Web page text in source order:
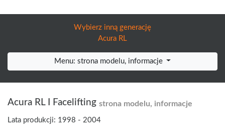
Wybierz inną generację
Acura RL
Menu: strona modelu, informacje
Acura RL I Facelifting strona modelu, informacje
Lata produkcji: 1998 - 2004